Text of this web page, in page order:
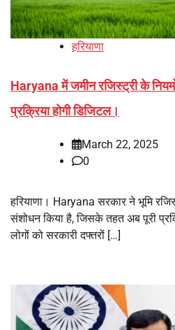
हरियाणा
Haryana में जमीन रजिस्ट्री के
प्रक्रिया होगी डिजिटल।
March 22, 2025
0
हरियाणा। Haryana सरकार ने भूमि
संशोधन किया है, जिसके तहत अब पूरी
लोगों को सरकारी दफ्तरों […]